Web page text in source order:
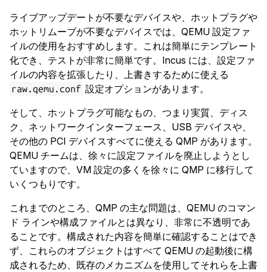
ライブアップデートが不要なデバイスや、ホットプラグや
ホットリムーブが不要なデバイスでは、QEMU 設定ファ
イルの使用をおすすめします。これは簡単にテンプレート
化でき、テストが非常に簡単です。Incus には、設定ファ
イルの内容を拡張したり、上書きするために使える
raw.qemu.conf 設定オプションがあります。
そして、ホットプラグ可能なもの、つまり実質、ディス
ク、ネットワークインターフェース、USB デバイスや、
その他の PCI デバイスすべてに使える QMP があります。
QEMU チームは、徐々に設定ファイルを廃止しようとし
ていますので、VM 設定の多くを徐々に QMP に移行して
いくつもりです。
これまでのところ、QMP の主な問題は、QEMU のコマン
ド ラインや構成ファイルとは異なり、非常に不透明であ
ることです。構成された内容を簡単に確認することはでき
ず、これらのオブジェクトはすべて QEMU の起動後に構
成されるため、既存のメカニズムを使用してそれらを上書